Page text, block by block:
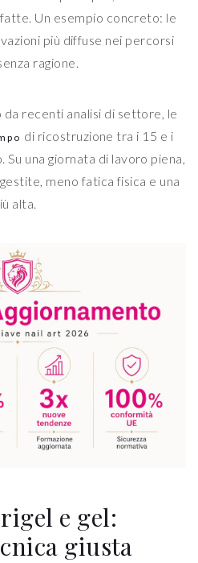
Un esempio concreto: le
più diffuse nei percorsi
ragione.
recenti analisi di settore, le
di ricostruzione tra i 15 e i
una giornata di lavoro piena,
meno fatica fisica e una
alta.
e gel:
giusta